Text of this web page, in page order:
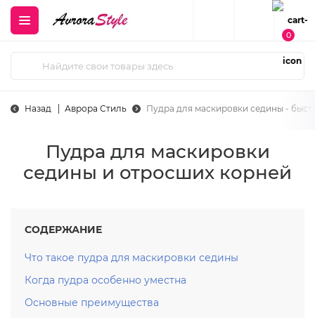
0
Назад Аврора Стиль Пудра для маскировки седины -
Пудра для маскировки
седины и отросших корней
СОДЕРЖАНИЕ
Что такое пудра для маскировки седины
Когда пудра особенно уместна
Основные преимущества